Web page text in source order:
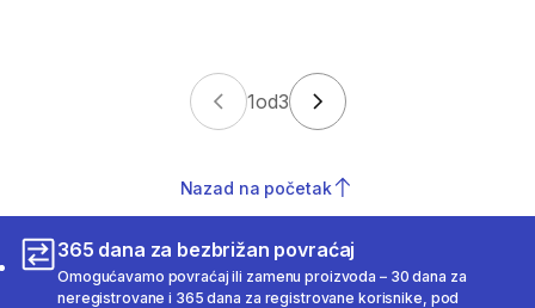
1od3
Nazad na početak
365 dana za bezbrižan povraćaj
Omogućavamo povraćaj ili zamenu proizvoda – 30 dana za
neregistrovane i 365 dana za registrovane korisnike, pod